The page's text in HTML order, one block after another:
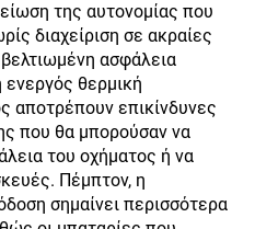
της αυτονομίας που
διαχείριση σε ακραίες
ασφάλεια
θερμική
αποτρέπουν επικίνδυνες
που θα μπορούσαν να
του οχήματος ή να
Πέμπτον, η
σημαίνει περισσότερα